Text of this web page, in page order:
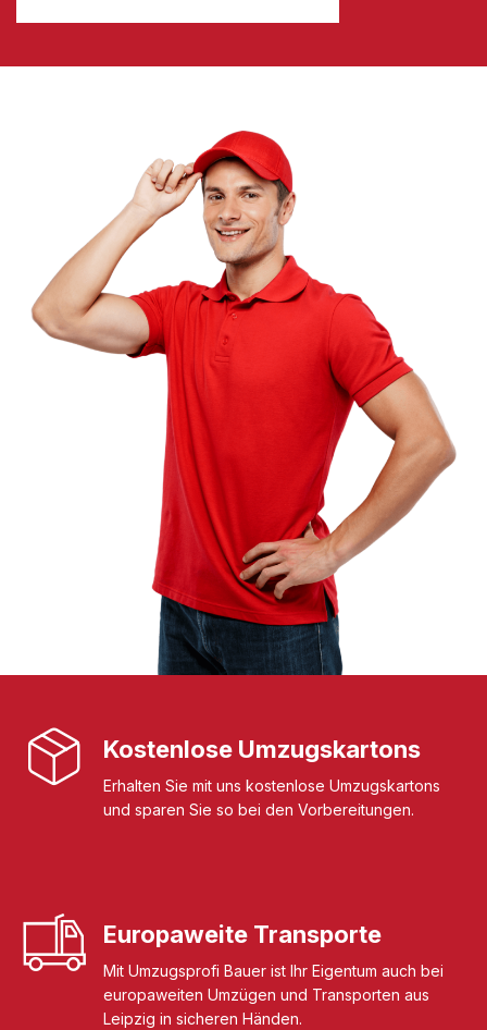
Kostenlose Umzugskartons
Erhalten Sie mit uns kostenlose Umzugskartons
und sparen Sie so bei den Vorbereitungen.
Europaweite Transporte
Mit Umzugsprofi Bauer ist Ihr Eigentum auch bei
europaweiten Umzügen und Transporten aus
Leipzig in sicheren Händen.